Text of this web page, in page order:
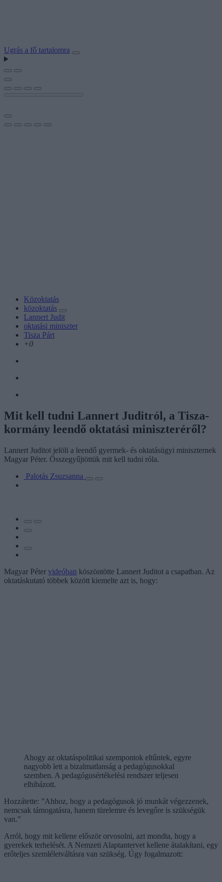
Ugrás a fő tartalomra
Közoktatás
közoktatás
Lannert Judit
oktatási miniszter
Tisza Párt
+0
Mit kell tudni Lannert Juditról, a Tisza-
kormány leendő oktatási miniszteréről?
Lannert Juditot jelöli a leendő gyermek- és oktatásügyi miniszternek
Magyar Péter. Összegyűjtöttük mit kell tudni róla.
Palotás Zsuzsanna
Magyar Péter videóban köszöntötte Lannert Juditot a csapatban. Az
oktatáskutató többek között kiemelte azt is, hogy:
Ahogy az oktatáspolitikai szempontok eltűntek, egyre
nagyobb lett a bizalmatlanság a pedagógusokkal
szemben. A pedagógusértékelési rendszer teljesen
elhibázott.
Hozzátette: ”Ahhoz, hogy a pedagógusok jó munkát végezzenek,
nemcsak támogatásra, hanem türelemre és levegőre is szükségük
van.”
Arról, hogy mit kellene először orvosolni, azt mondta, hogy a
gyerekek terhelését. A Nemzeti Alaptantervet kellene átalakítani, egy
erőteljes szemléletváltásra van szükség. Úgy fogalmazott: